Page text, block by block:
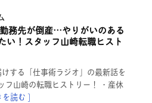
務先が倒産…やりがいのある
い！スタッフ山崎転職ヒスト
する「仕事術ラジオ」の最新話を
山崎の転職ヒストリー！ ・産休
読む ]